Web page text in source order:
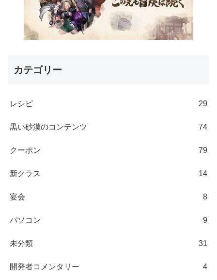
カテゴリー
レシピ 29
黒い砂漠のコンテンツ 74
クーポン 79
新クラス 14
宴会 8
パソコン 9
未分類 31
開発者コメンタリー 4